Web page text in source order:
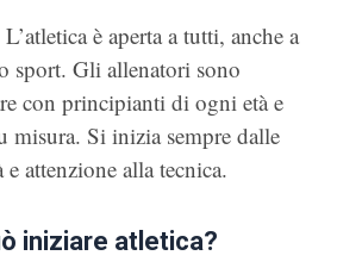
è aperta a tutti, anche a
sport. Gli allenatori sono
con principianti di ogni età e
misura. Si inizia sempre dalle
attenzione alla tecnica.
iniziare atletica?